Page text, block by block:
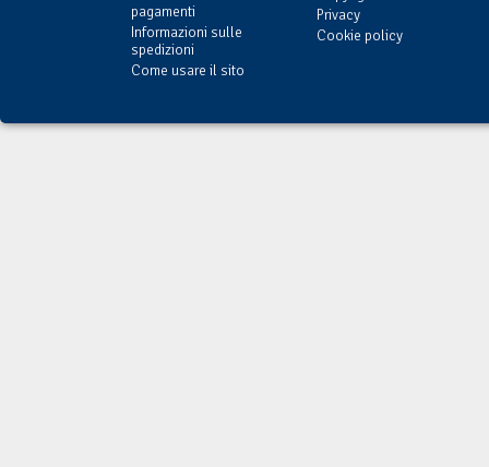
pagamenti
Informazioni sulle
spedizioni
Come usare il sito
Privacy
Cookie policy